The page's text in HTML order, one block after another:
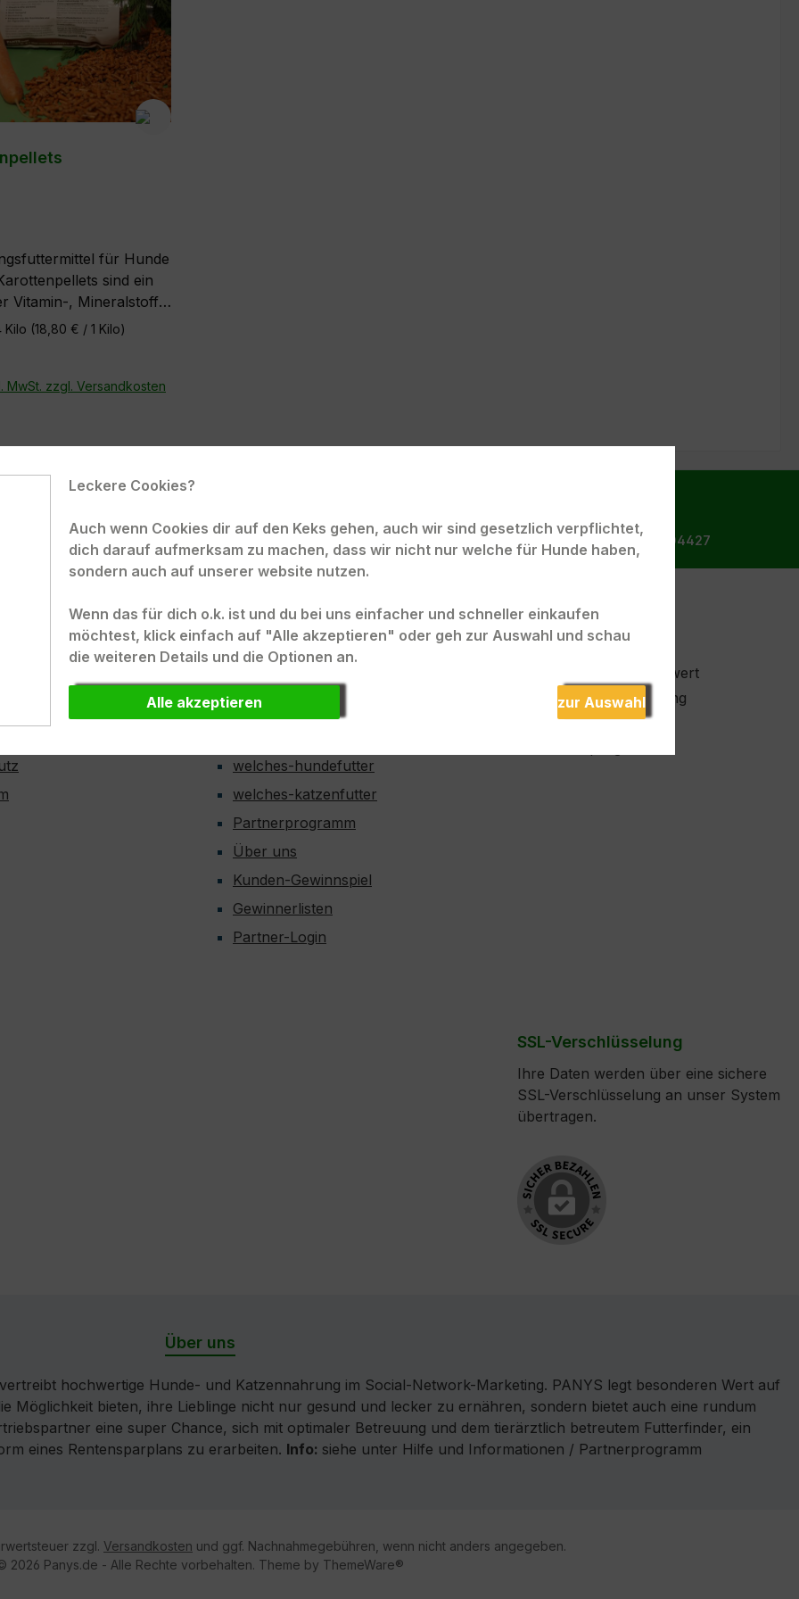
für Hunde
sind ein
Vitamin-, Mineralstoff-
Spender.
(davon mind. 100%)
stark karotinhaltigen
enthalten
(Vorstufe zu
und entsprechen 1kg
sie viel Vitamin B. Nach
kann der
der Darmflora
werden.Die
Bestandteile bzw.
Öle der Karotte sind
und vielen
bekannt und
Vorteile der
wurmwidrig
des Haarkleides
Kilo (18,80 € / 1 Kilo)
MwSt. zzgl. Versandkosten
Bestellhotline: Tel.: +49 172 9904427
Hilfe und Informationen
Anmeldung zum Newsletter
Referenzen
Hilfethemen
welches-hundefutter
welches-katzenfutter
Partnerprogramm
Über uns
Kunden-Gewinnspiel
Gewinnerlisten
Partner-Login
Unsere Vorteile
Kein Mindestbestellwert
Persönliche Beratung
Ernährungshotline
SSL-Verschlüsselung
Ihre Daten werden über eine sichere
SSL-Verschlüsselung an unser System
übertragen.
Über uns
hochwertige Hunde- und Katzennahrung im Social-Network-Marketing. PANYS legt besonderen Wert auf
Möglichkeit bieten, ihre Lieblinge nicht nur gesund und lecker zu ernähren, sondern bietet auch eine rundum
eine super Chance, sich mit optimaler Betreuung und dem tierärztlich betreutem Futterfinder, ein
eines Rentensparplans zu erarbeiten. Info: siehe unter Hilfe und Informationen / Partnerprogramm
zzgl. Versandkosten und ggf. Nachnahmegebühren, wenn nicht anders angegeben.
2026 Panys.de - Alle Rechte vorbehalten. Theme by ThemeWare®
Leckere Cookies?
Auch wenn Cookies dir auf den Keks gehen, auch wir sind gesetzlich verpflichtet,
dich darauf aufmerksam zu machen, dass wir nicht nur welche für Hunde haben,
sondern auch auf unserer website nutzen.
Wenn das für dich o.k. ist und du bei uns einfacher und schneller einkaufen
möchtest, klick einfach auf "Alle akzeptieren" oder geh zur Auswahl und schau
die weiteren Details und die Optionen an.
Alle akzeptieren zur Auswahl